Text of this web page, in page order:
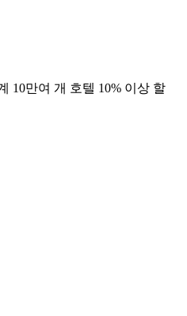
10만여 개 호텔 10% 이상 할